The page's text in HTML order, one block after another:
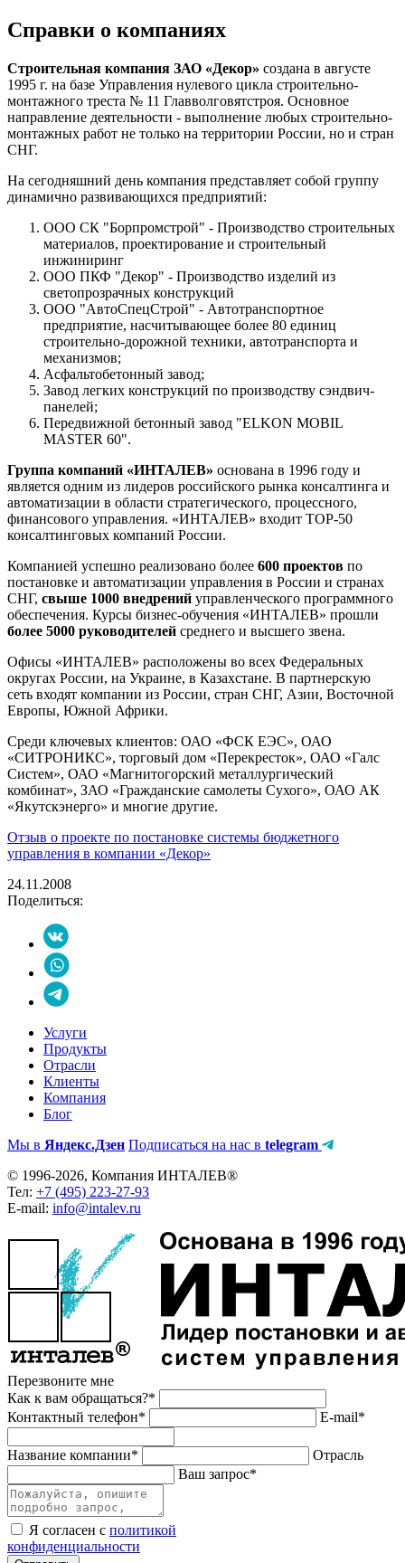
Справки о компаниях
Строительная компания ЗАО «Декор» создана в августе
1995 г. на базе Управления нулевого цикла строительно-
монтажного треста № 11 Главволговятстроя. Основное
направление деятельности - выполнение любых строительно-
монтажных работ не только на территории России, но и стран
СНГ.
На сегодняшний день компания представляет собой группу
динамично развивающихся предприятий:
ООО СК "Борпромстрой" - Производство строительных
материалов, проектирование и строительный
инжиниринг
ООО ПКФ "Декор" - Производство изделий из
светопрозрачных конструкций
ООО "АвтоСпецСтрой" - Автотранспортное
предприятие, насчитывающее более 80 единиц
строительно-дорожной техники, автотранспорта и
механизмов;
Асфальтобетонный завод;
Завод легких конструкций по производству сэндвич-
панелей;
Передвижной бетонный завод "ELKON MOBIL
MASTER 60".
Группа компаний «ИНТАЛЕВ» основана в 1996 году и
является одним из лидеров российского рынка консалтинга и
автоматизации в области стратегического, процессного,
финансового управления. «ИНТАЛЕВ» входит TOP-50
консалтинговых компаний России.
Компанией успешно реализовано более 600 проектов по
постановке и автоматизации управления в России и странах
СНГ, свыше 1000 внедрений управленческого программного
обеспечения. Курсы бизнес-обучения «ИНТАЛЕВ» прошли
более 5000 руководителей среднего и высшего звена.
Офисы «ИНТАЛЕВ» расположены во всех Федеральных
округах России, на Украине, в Казахстане. В партнерскую
сеть входят компании из России, стран СНГ, Азии, Восточной
Европы, Южной Африки.
Среди ключевых клиентов: ОАО «ФСК ЕЭС», ОАО
«СИТРОНИКС», торговый дом «Перекресток», ОАО «Галс
Систем», ОАО «Магнитогорский металлургический
комбинат», ЗАО «Гражданские самолеты Сухого», ОАО АК
«Якутскэнерго» и многие другие.
Отзыв о проекте по постановке системы бюджетного
управления в компании «Декор»
24.11.2008
Поделиться:
Услуги
Продукты
Отрасли
Клиенты
Компания
Блог
Мы в Яндекс.Дзен Подписаться на нас в telegram
© 1996-2026, Компания ИНТАЛЕВ®
Тел: +7 (495) 223-27-93
E-mail: info@intalev.ru
Перезвоните мне
Как к вам обращаться?*
Контактный телефон*
E-mail*
Название компании*
Отрасль
Ваш запрос*
Я согласен с политикой
конфиденциальности